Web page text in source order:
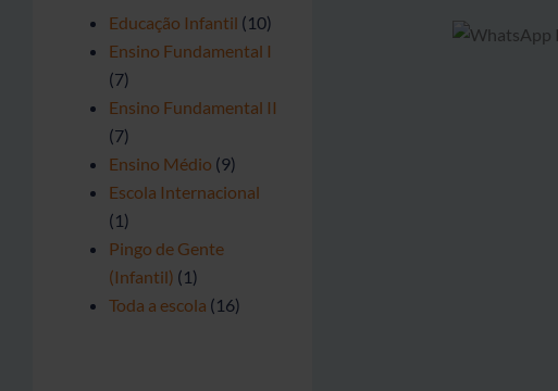
Educação Infantil (10)
Ensino Fundamental I
(7)
Ensino Fundamental II
(7)
Ensino Médio (9)
Escola Internacional
(1)
Pingo de Gente
(Infantil) (1)
Toda a escola (16)